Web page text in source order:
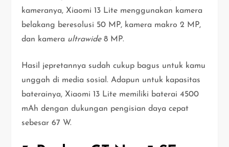
kameranya, Xiaomi 13 Lite menggunakan kamera
belakang beresolusi 50 MP, kamera makro 2 MP,
dan kamera ultrawide8 MP.
Hasil jepretannya sudah cukup bagus untuk kamu
unggah di media sosial. Adapun untuk kapasitas
baterainya, Xiaomi 13 Lite memiliki baterai 4500
mAh dengan dukungan pengisian daya cepat
sebesar 67 W.